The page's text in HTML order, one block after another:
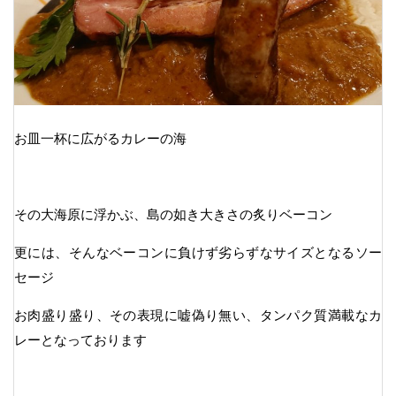
お皿一杯に広がるカレーの海
その大海原に浮かぶ、島の如き大きさの炙りベーコン
更には、そんなベーコンに負けず劣らずなサイズとなるソー
セージ
お肉盛り盛り、その表現に嘘偽り無い、タンパク質満載なカ
レーとなっております